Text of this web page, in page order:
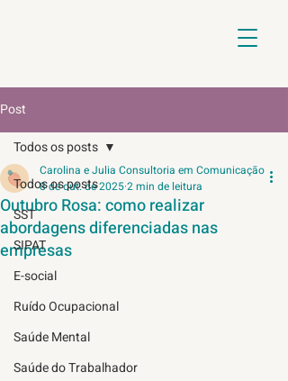
Post
Todos os posts
SST
SIPAT
E-social
Ruído Ocupacional
Saúde Mental
Saúde do Trabalhador
Todos os posts
Outubro Rosa: como realizar
abordagens diferenciadas nas
empresas
Carolina e Julia Consultoria em Comunicação
8 de out. de 20252 min de leitura